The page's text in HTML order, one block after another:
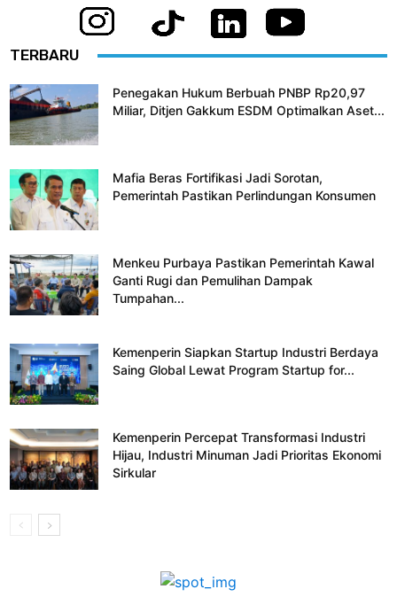
TERBARU
Penegakan Hukum Berbuah PNBP Rp20,97
Miliar, Ditjen Gakkum ESDM Optimalkan Aset...
Mafia Beras Fortifikasi Jadi Sorotan,
Pemerintah Pastikan Perlindungan Konsumen
Menkeu Purbaya Pastikan Pemerintah Kawal
Ganti Rugi dan Pemulihan Dampak
Tumpahan...
Kemenperin Siapkan Startup Industri Berdaya
Saing Global Lewat Program Startup for...
Kemenperin Percepat Transformasi Industri
Hijau, Industri Minuman Jadi Prioritas Ekonomi
Sirkular